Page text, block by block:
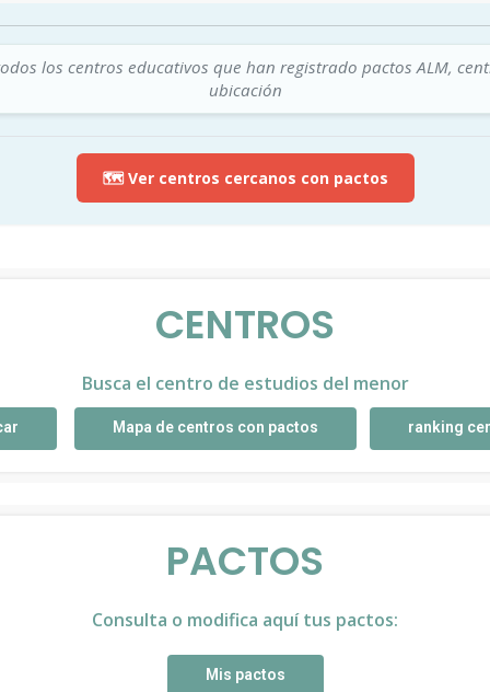
los centros educativos que han registrado pactos ALM,
ubicación
🗺️ Ver centros cercanos con pactos
CENTROS
Busca el centro de estudios del menor
Mapa de centros con pactos ranking
PACTOS
Consulta o modifica aquí tus pactos:
Mis pactos